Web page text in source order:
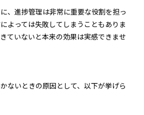
、進捗管理は非常に重要な役割を担っ
よっては失敗してしまうこともありま
ていないと本来の効果は実感できませ
ないときの原因として、以下が挙げら